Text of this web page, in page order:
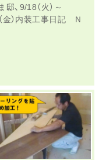
邸、9/18（火）～
金）内装工事日記 Ｎ